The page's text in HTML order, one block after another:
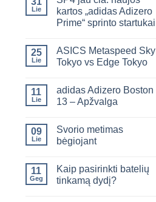
Lie
kartos „adidas Adizero
Prime“ sprinto startukai
25
Lie
ASICS Metaspeed Sky
Tokyo vs Edge Tokyo
11
Lie
adidas Adizero Boston
13 – Apžvalga
09
Lie
Svorio metimas
bėgiojant
11
Geg
Kaip pasirinkti batelių
tinkamą dydį?